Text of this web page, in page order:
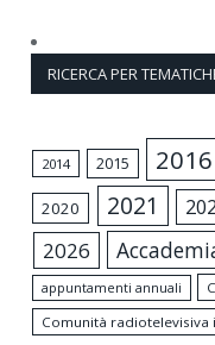
RICERCA PER
2014 2015 2016
2020 2021
2026
appuntamenti annuali
Comunità radiotelevisiva